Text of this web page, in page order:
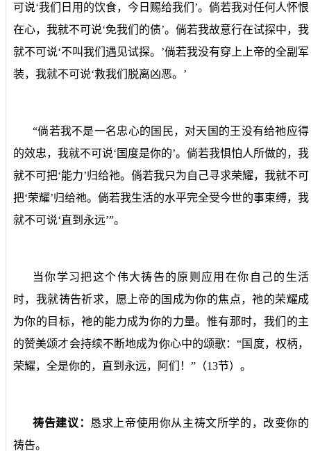
可说‘我们日用的饮食，今日赐给我们’。倘若我对任何人怀恨
在心，我就不可说‘免我们的债’。倘若我故意行在试探中，我
就不可说‘不叫我们遇见试探。’倘若我没有穿上上帝的全副军
装，我就不可说‘救我们脱离凶恶。’
“倘若我不是一名忠心的国民，对天国的王没有给祂应得
的效忠，我就不可说‘国度是你的’。倘若我惧怕人所做的，我
就不可把‘能力’归给祂。倘若我只为自己寻求荣耀，我就不可
把‘荣耀’归给祂。倘若我生活的水平完全受今世的事束缚，我
就不可说‘直到永远’”。
当你学习把这个伟大祷告的原则应用在你自己的生活
时，我就祷告祈求，愿上帝的国成为你的焦点，祂的荣耀成
为你的目标，祂的能力成为你的力量。惟有那时，我们的主
的赞美颂才会持续不断地成为你心中的颂歌：“国度，权柄，
荣耀，全是你的，直到永远，阿们！”（13节）。
祷告建议：
恳求上帝使用你从主祷文所学的，改变你的
祷告。